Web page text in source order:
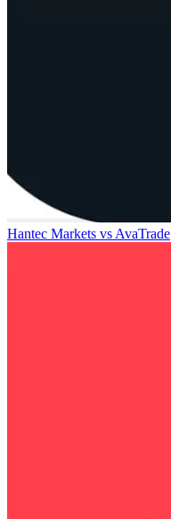
Hantec Markets vs AvaTrade